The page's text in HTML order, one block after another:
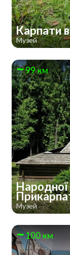
Карпати
Музей
99 км
Народної
Музей
100 км